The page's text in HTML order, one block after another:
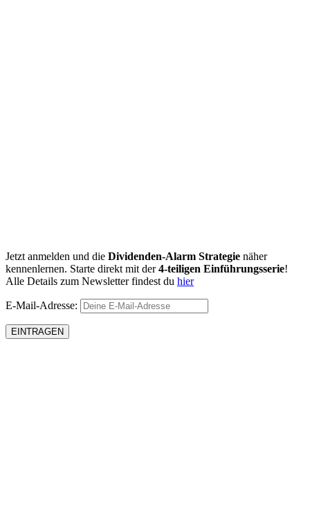
Jetzt anmelden und die Dividenden-Alarm Strategie näher
kennenlernen. Starte direkt mit der4-teiligen Einführungsserie!
Alle Details zum Newsletter findest du hier
E-Mail-Adresse: